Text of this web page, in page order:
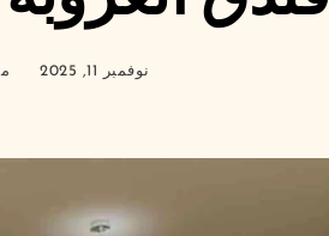
نوفمبر 11, 2025